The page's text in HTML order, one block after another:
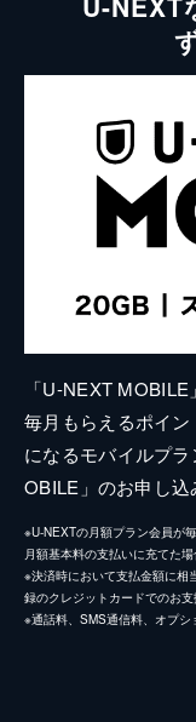
「U-NEXT
毎月もらえるポイ
になるモバイルプ
OBILE」のお申し込
※U-NEXTの月額プラン会員が
月額基本料の支払いに充てた場
※決済時において支払金額に相
録のクレジットカードでのお支
※通話料、SMS通信料、オプシ